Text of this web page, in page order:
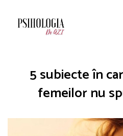
5 subiecte în
femeilor nu